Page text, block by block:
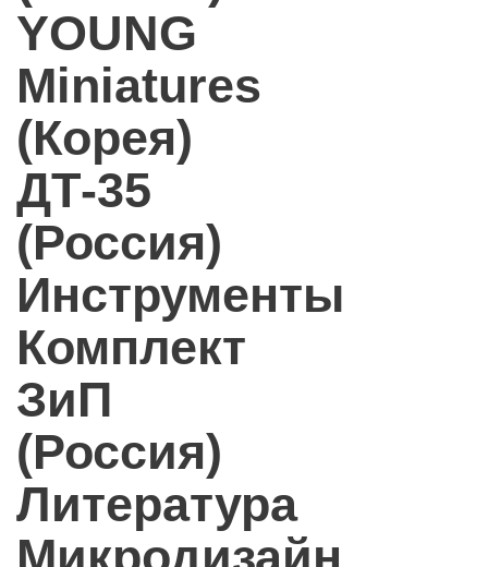
YOUNG
Miniatures
(Корея)
ДТ-35
(Россия)
Инструменты
Комплект
ЗиП
(Россия)
Литература
Микродизайн